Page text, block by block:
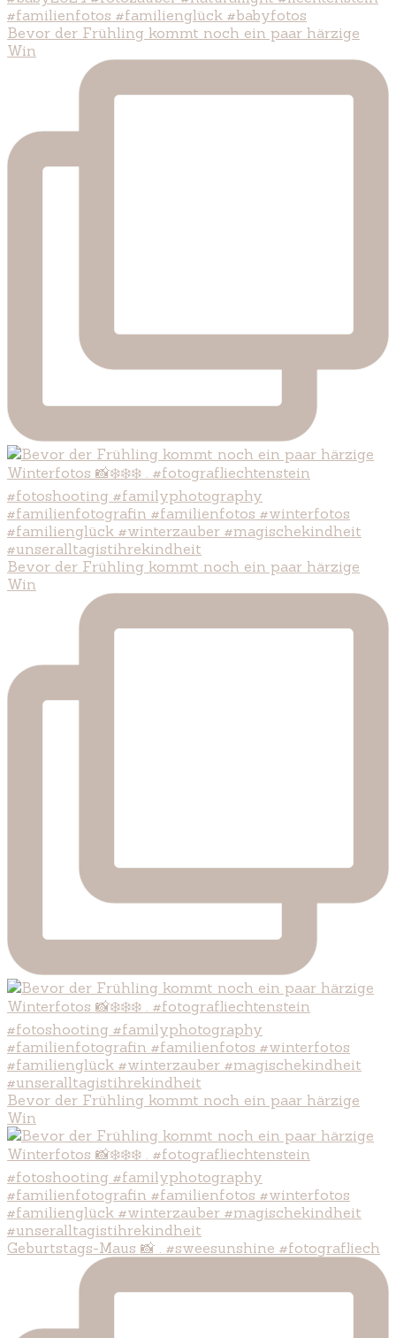
Bevor der Frühling kommt noch ein paar härzige
Win
Bevor der Frühling kommt noch ein paar härzige
Win
Bevor der Frühling kommt noch ein paar härzige
Win
Geburtstags-Maus 📸 . #sweesunshine #fotografliech